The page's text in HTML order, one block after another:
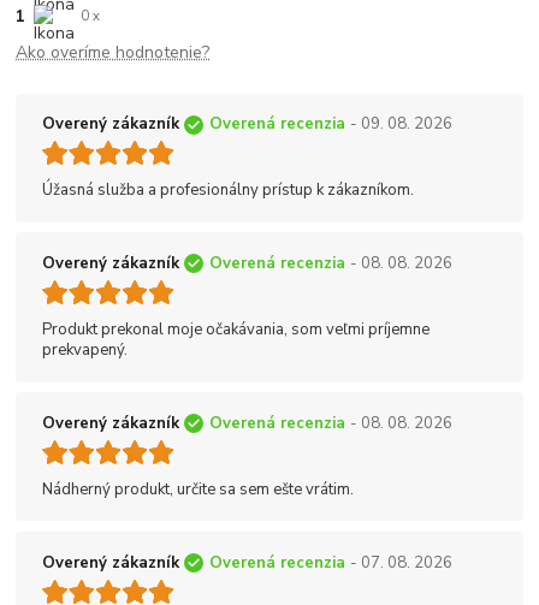
1 0 x
Ako overíme hodnotenie?
Overený zákazník Overená recenzia - 09. 08. 2026
Úžasná služba a profesionálny prístup k zákazníkom.
Overený zákazník Overená recenzia - 08. 08. 2026
Produkt prekonal moje očakávania, som veľmi príjemne
prekvapený.
Overený zákazník Overená recenzia - 08. 08. 2026
Nádherný produkt, určite sa sem ešte vrátim.
Overený zákazník Overená recenzia - 07. 08. 2026